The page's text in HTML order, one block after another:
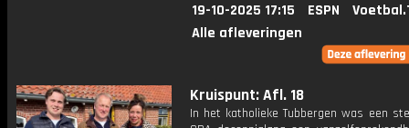
19-10-2025 17:15 ESPN
Alle afleveringen
Kruispunt: Afl. 18
In het katholieke Tubbergen was een